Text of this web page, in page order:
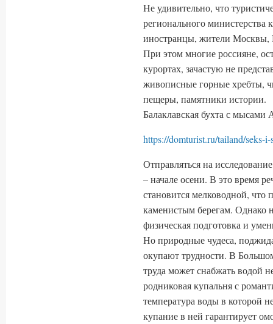
Не удивительно, что
регионального министерства
иностранцы, жители Москвы,
При этом многие россияне,
курортах, зачастую не
живописные горные хребты,
пещеры, памятники истории.
Балаклавская бухта с
https://domturist.ru/tailand/seks-
Отправляться на
– начале осени. В это время
становится мелководной, что
каменистым берегам. Однако
физическая подготовка и
Но природные чудеса,
окупают трудности. В
труда может снабжать водой
родниковая купальня с
температура воды в которой
купание в ней гарантирует